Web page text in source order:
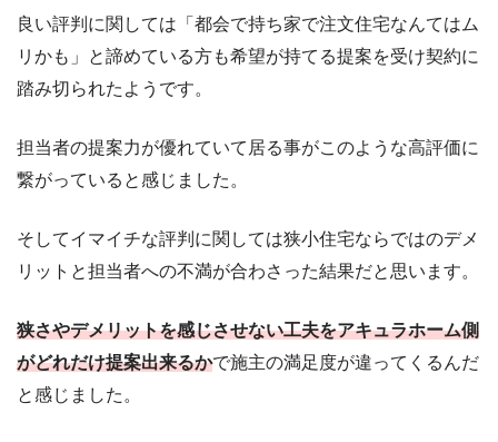
良い評判に関しては「都会で持ち家で注文住宅なんてはム
リかも」と諦めている方も希望が持てる提案を受け契約に
踏み切られたようです。
担当者の提案力が優れていて居る事がこのような高評価に
繋がっていると感じました。
そしてイマイチな評判に関しては狭小住宅ならではのデメ
リットと担当者への不満が合わさった結果だと思います。
狭さやデメリットを感じさせない工夫をアキュラホーム側
がどれだけ提案出来るかで施主の満足度が違ってくるんだ
と感じました。